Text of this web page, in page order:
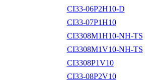
CI33-06P2H10-D
CI33-07P1H10
CI3308M1H10-NH-TS
CI3308M1V10-NH-TS
CI3308P1V10
CI33-08P2V10